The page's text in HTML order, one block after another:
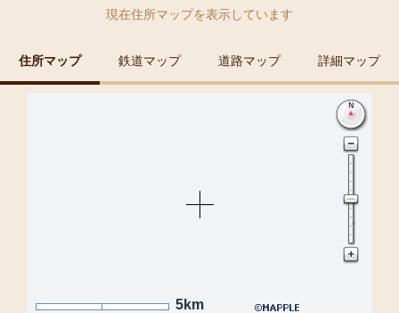
現在住所マップを表示しています
住所マップ 鉄道マップ 道路マップ 詳細マップ
5km